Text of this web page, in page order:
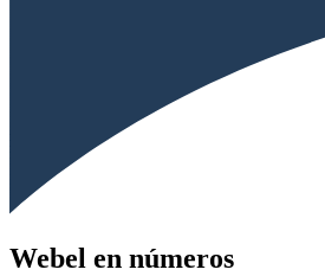
Webel en números